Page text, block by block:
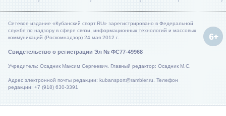
Сетевое издание «Кубанский спорт.RU» зарегистрировано в Федеральной
службе по надзору в сфере связи, информационных технологий и массовых
коммуникаций (Роскомнадзор) 24 мая 2012 г.
Свидетельство о регистрации Эл № ФС77-49968
Учредитель: Осадник Максим Сергеевич. Главный редактор: Осадник М.С.
Адрес электронной почты редакции: kubansport@rambler.ru. Телефон
редакции: +7 (918) 630-3391